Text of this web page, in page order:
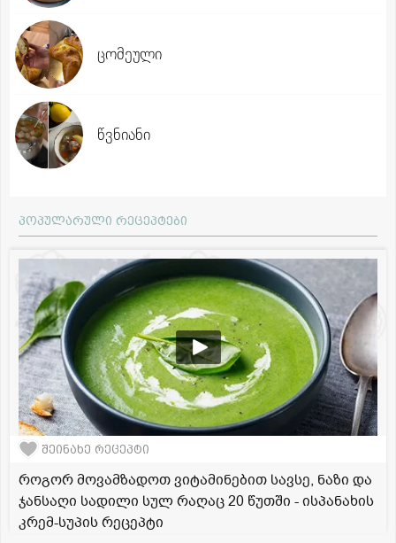
ცომეული
წვნიანი
პოპულარული რეცეპტები
შეინახე რეცეპტი
როგორ მოვამზადოთ ვიტამინებით სავსე, ნაზი და
ჯანსაღი სადილი სულ რაღაც 20 წუთში - ისპანახის
კრემ-სუპის რეცეპტი